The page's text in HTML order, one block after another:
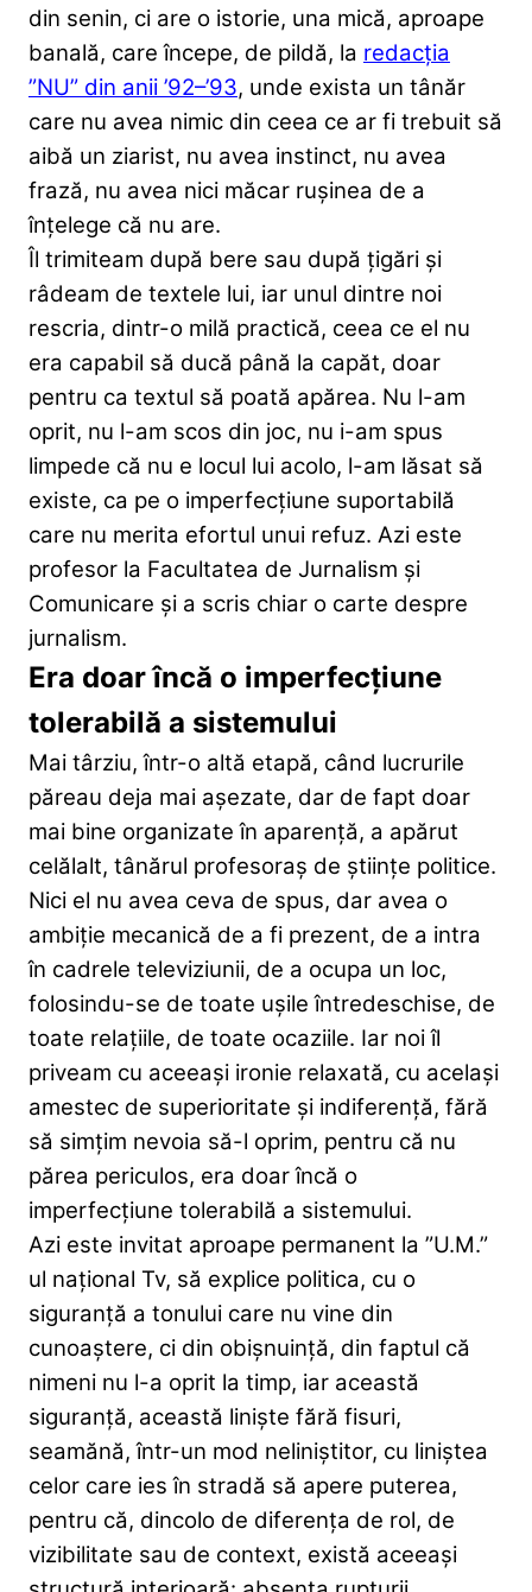
din senin, ci are o istorie, una mică, aproape
banală, care începe, de pildă, la redacția
”NU” din anii ’92–’93, unde exista un tânăr
care nu avea nimic din ceea ce ar fi trebuit să
aibă un ziarist, nu avea instinct, nu avea
frază, nu avea nici măcar rușinea de a
înțelege că nu are.
Îl trimiteam după bere sau după țigări și
râdeam de textele lui, iar unul dintre noi
rescria, dintr-o milă practică, ceea ce el nu
era capabil să ducă până la capăt, doar
pentru ca textul să poată apărea. Nu l-am
oprit, nu l-am scos din joc, nu i-am spus
limpede că nu e locul lui acolo, l-am lăsat să
existe, ca pe o imperfecțiune suportabilă
care nu merita efortul unui refuz. Azi este
profesor la Facultatea de Jurnalism și
Comunicare și a scris chiar o carte despre
jurnalism.
Era doar încă o imperfecțiune
tolerabilă a sistemului
Mai târziu, într-o altă etapă, când lucrurile
păreau deja mai așezate, dar de fapt doar
mai bine organizate în aparență, a apărut
celălalt, tânărul profesoraș de științe politice.
Nici el nu avea ceva de spus, dar avea o
ambiție mecanică de a fi prezent, de a intra
în cadrele televiziunii, de a ocupa un loc,
folosindu-se de toate ușile întredeschise, de
toate relațiile, de toate ocaziile. Iar noi îl
priveam cu aceeași ironie relaxată, cu același
amestec de superioritate și indiferență, fără
să simțim nevoia să-l oprim, pentru că nu
părea periculos, era doar încă o
imperfecțiune tolerabilă a sistemului.
Azi este invitat aproape permanent la ”U.M.”
ul național Tv, să explice politica, cu o
siguranță a tonului care nu vine din
cunoaștere, ci din obișnuință, din faptul că
nimeni nu l-a oprit la timp, iar această
siguranță, această liniște fără fisuri,
seamănă, într-un mod neliniștitor, cu liniștea
celor care ies în stradă să apere puterea,
pentru că, dincolo de diferența de rol, de
vizibilitate sau de context, există aceeași